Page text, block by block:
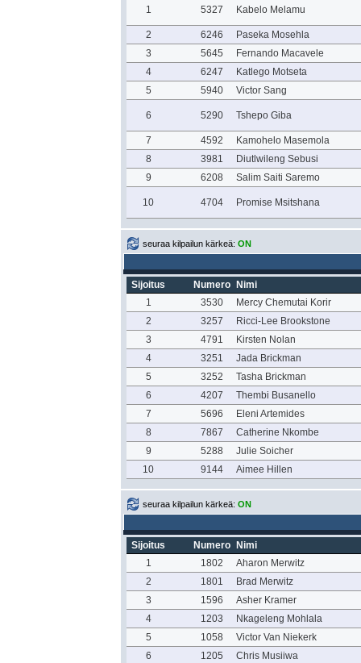
1 5327 Kabelo Melamu
2 6246
Paseka Mosehla
3
5645
Fernando Macavele
4
6247
Katlego Motseta
5
5940 Victor Sang
6 5290 Tshepo Giba
7 4592
Kamohelo Masemola
8
3981
Diutlwileng Sebusi
9
6208 Salim Saiti Saremo
10 4704 Promise Msitshana
seuraa kilpailun kärkeä: ON
Sijoitus Numero
Nimi
1
3530
Mercy Chemutai Korir
2
3257
Ricci-Lee Brookstone
3
4791
Kirsten Nolan
4
3251
Jada Brickman
5
3252
Tasha Brickman
6
4207
Thembi Busanello
7
5696
Eleni Artemides
8
7867
Catherine Nkombe
9
5288
Julie Soicher
10
9144 Aimee Hillen
seuraa kilpailun kärkeä: ON
Sijoitus Numero
Nimi
1
1802
Aharon Merwitz
2
1801
Brad Merwitz
3
1596
Asher Kramer
4
1203
Nkageleng Mohlala
5
1058
Victor Van Niekerk
6
1205 Chris Musiiwa